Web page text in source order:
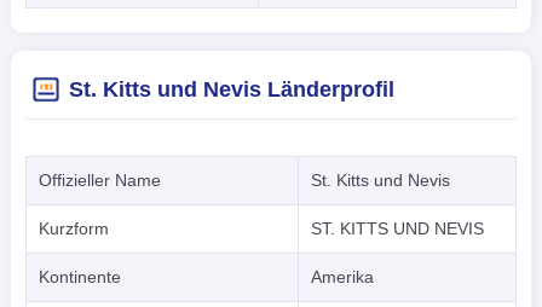
St. Kitts und Nevis Länderprofil
Offizieller Name St. Kitts und Nevis
Kurzform ST. KITTS UND NEVIS
Kontinente Amerika